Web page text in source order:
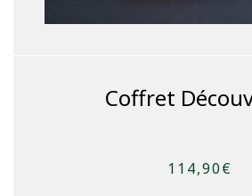
Coffret
114,90€